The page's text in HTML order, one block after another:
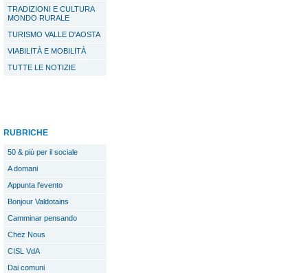
TRADIZIONI E CULTURA
MONDO RURALE
TURISMO VALLE D'AOSTA
VIABILITÀ E MOBILITÀ
TUTTE LE NOTIZIE
RUBRICHE
50 & più per il sociale
A domani
Appunta l'evento
Bonjour Valdotains
Camminar pensando
Chez Nous
CISL VdA
Dai comuni